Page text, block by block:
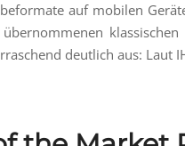
auf mobilen
übernommenen
deutlich aus: Laut